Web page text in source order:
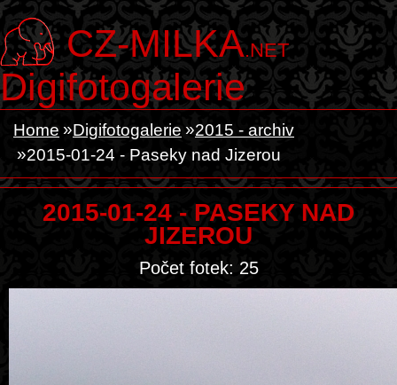
CZ-MILKA.NET
Digifotogalerie
Home Digifotogalerie
2015 - archiv
2015-01-24 - Paseky nad Jizerou
2015-01-24 - PASEKY NAD
JIZEROU
Počet fotek: 25